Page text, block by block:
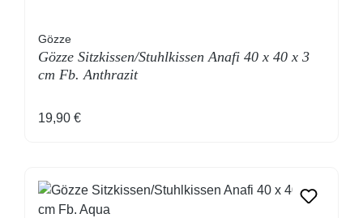
Gözze
Gözze Sitzkissen/Stuhlkissen Anafi 40 x 40 x 3
cm Fb. Anthrazit
Regulärer Preis:
19,90 €